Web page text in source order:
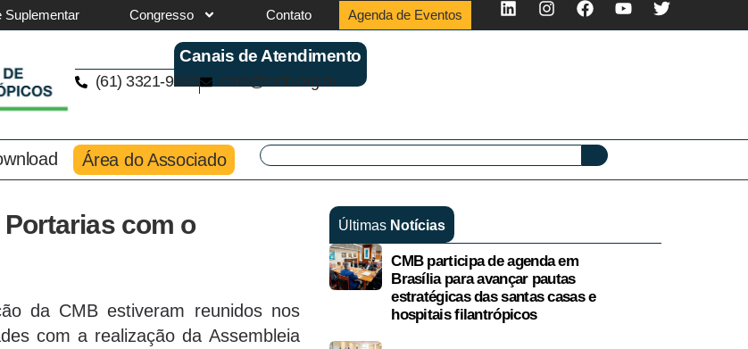
Suplementar Congresso Contato Agenda de Eventos
Canais de Atendimento
(61) 3321-9563 cmb@cmb.org.br
Área do Associado
com o
da CMB estiveram reunidos nos
com a realização da Assembleia
Últimas Notícias
CMB participa de agenda em
Brasília para avançar pautas
estratégicas das santas casas e
hospitais filantrópicos